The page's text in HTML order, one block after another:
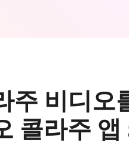
주 비디오
콜라주 앱